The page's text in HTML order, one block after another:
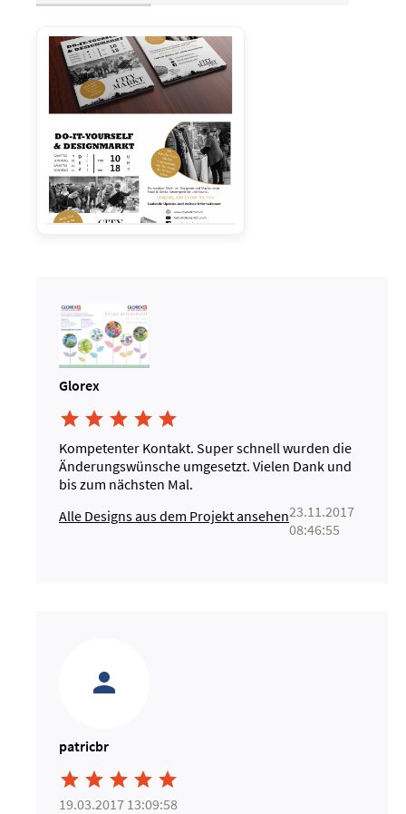
Glorex
    
Kompetenter Kontakt. Super schnell wurden die
Änderungswünsche umgesetzt. Vielen Dank und
bis zum nächsten Mal.
Alle Designs aus dem Projekt ansehen23.11.2017
08:46:55
patricbr
    
19.03.2017 13:09:58